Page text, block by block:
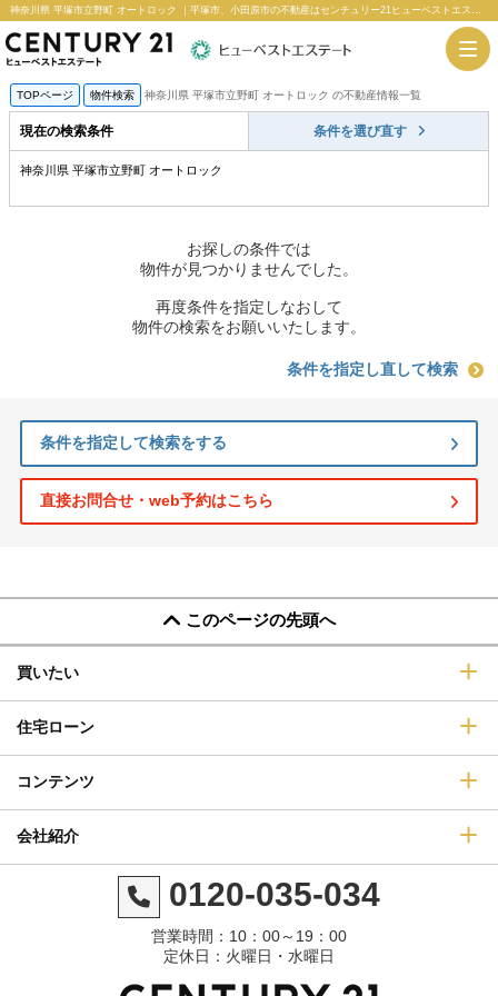
神奈川県 平塚市立野町 オートロック ｜平塚市、小田原市の不動産はセンチュリー21ヒューベストエステート
TOPページ 物件検索 神奈川県 平塚市立野町 オートロック の不動産情報一覧
現在の検索条件 条件を選び直す
神奈川県 平塚市立野町 オートロック
お探しの条件では
物件が見つかりませんでした。
再度条件を指定しなおして
物件の検索をお願いいたします。
条件を指定し直して検索
条件を指定して検索をする
直接お問合せ・web予約はこちら
このページの先頭へ
買いたい
住宅ローン
コンテンツ
会社紹介
0120-035-034
営業時間：10：00～19：00
定休日：火曜日・水曜日